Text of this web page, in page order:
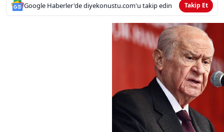
Google Haberler'de diyekonustu.com'u takip edin Takip Et